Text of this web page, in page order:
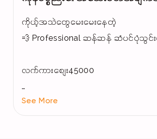
ကိုယ့်အသဲတွေမေးမေးနေတဲ့
💨 Professional ဆန်ဆန် ဆံပင်ပုံသွင်
လက်ကားစျေး45000
• ✅ Turbo Dry & Speed: လေအားပ
See More